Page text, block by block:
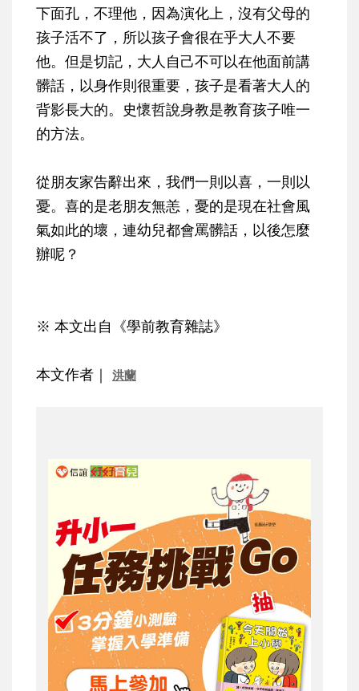
下面孔，不理他，因為演化上，沒有父母的
孩子活不了，所以孩子會很在乎大人不要
他。但是切記，大人自己不可以在他面前講
髒話，以身作則很重要，孩子是看著大人的
背影長大的。史懷哲說身教是教育孩子唯一
的方法。
從朋友家告辭出來，我們一則以喜，一則以
憂。喜的是老朋友無恙，憂的是現在社會風
氣如此的壞，連幼兒都會罵髒話，以後怎麼
辦呢？
※ 本文出自《學前教育雜誌》
本文作者｜ 洪蘭